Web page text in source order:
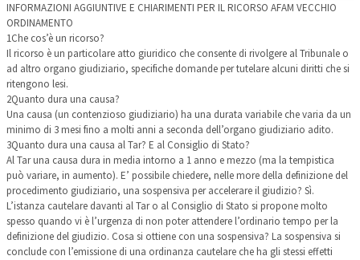
INFORMAZIONI AGGIUNTIVE E CHIARIMENTI PER IL RICORSO AFAM VECCHIO
ORDINAMENTO
1Che cos’è un ricorso?
Il ricorso è un particolare atto giuridico che consente di rivolgere al Tribunale o
ad altro organo giudiziario, specifiche domande per tutelare alcuni diritti che si
ritengono lesi.
2Quanto dura una causa?
Una causa (un contenzioso giudiziario) ha una durata variabile che varia da un
minimo di 3 mesi fino a molti anni a seconda dell’organo giudiziario adito.
3Quanto dura una causa al Tar? E al Consiglio di Stato?
Al Tar una causa dura in media intorno a 1 anno e mezzo (ma la tempistica
può variare, in aumento). E’ possibile chiedere, nelle more della definizione del
procedimento giudiziario, una sospensiva per accelerare il giudizio? Sì.
L’istanza cautelare davanti al Tar o al Consiglio di Stato si propone molto
spesso quando vi è l’urgenza di non poter attendere l’ordinario tempo per la
definizione del giudizio. Cosa si ottiene con una sospensiva? La sospensiva si
conclude con l’emissione di una ordinanza cautelare che ha gli stessi effetti